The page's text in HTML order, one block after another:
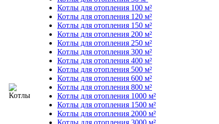
Котлы для отопления 100 м²
Котлы для отопления 120 м²
Котлы для отопления 150 м²
Котлы для отопления 200 м²
Котлы для отопления 250 м²
Котлы для отопления 300 м²
Котлы для отопления 400 м²
Котлы для отопления 500 м²
Котлы для отопления 600 м²
Котлы для отопления 800 м²
Котлы для отопления 1000 м²
Котлы для отопления 1500 м²
Котлы для отопления 2000 м²
Котлы для отопления 3000 м²